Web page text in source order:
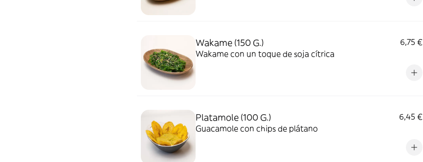
Wakame (150 G.)
6,75 €
Wakame con un toque de soja cítrica
Platamole (100 G.)
6,45 €
Guacamole con chips de plátano